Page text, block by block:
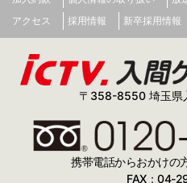
アクセス
採用情報 新卒採用情報
〒358-8550 埼玉県
携帯電話からおかけ
FAX：04-